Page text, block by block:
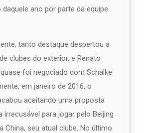
daquele ano por parte da equipe
tanto destaque despertou a
clubes do exterior, e Renato
foi negociado com Schalke
em janeiro de 2016, o
aceitando uma proposta
irrecusável para jogar pelo Beijing
China, seu atual clube. No último